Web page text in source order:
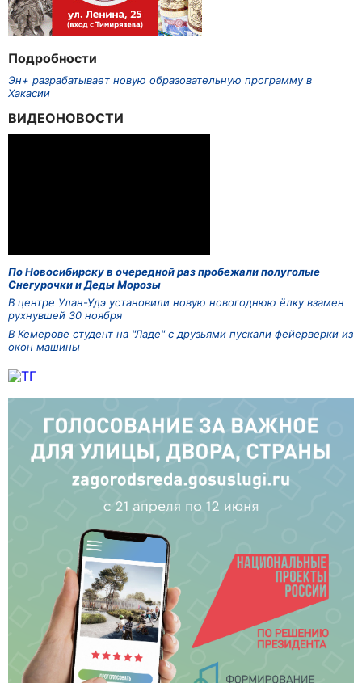
Подробности
Эн+ разрабатывает новую образовательную программу в
Хакасии
ВИДЕОНОВОСТИ
По Новосибирску в очередной раз пробежали полуголые
Снегурочки и Деды Морозы
В центре Улан-Удэ установили новую новогоднюю ёлку взамен
рухнувшей 30 ноября
В Кемерове студент на "Ладе" с друзьями пускали фейерверки из
окон машины